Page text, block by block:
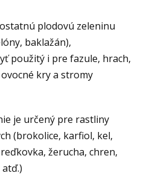
plodovú zeleninu
baklažán),
použitý i pre fazule, hrach,
kry a stromy
je určený pre rastliny
(brokolice, karfiol, kel,
žerucha, chren,